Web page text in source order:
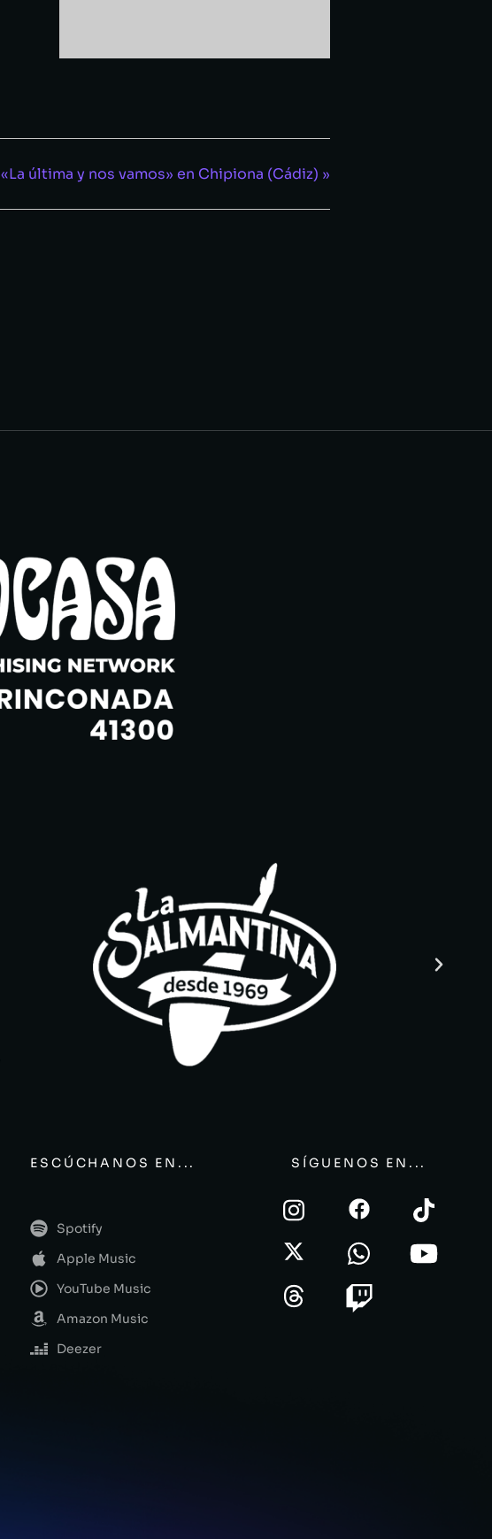
«La última y nos vamos» en Chipiona (Cádiz) »
ESCÚCHANOS EN...
Spotify
Apple Music
YouTube Music
Amazon Music
Deezer
SÍGUENOS EN...